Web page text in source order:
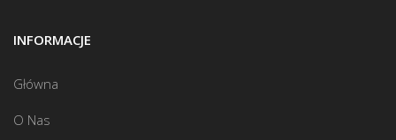
INFORMACJE
Główna
O Nas